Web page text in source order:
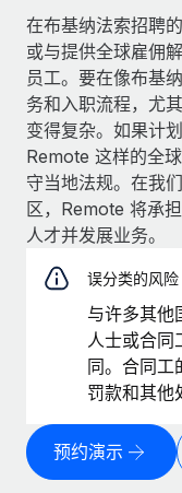
在布基纳法索招聘
或与提供全球雇佣
员工。要在像布基
务和入职流程，尤
变得复杂。如果计
Remote 这样的全
守当地法规。在我
区，Remote 将承
人才并发展业务。
误分类的风险
与许多其他
人士或合同
同。合同工
罚款和其他
预约演示